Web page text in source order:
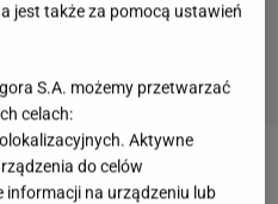
jest także za pomocą ustawień
S.A. możemy przetwarzać
celach:
Aktywne
do celów
na urządzeniu lub